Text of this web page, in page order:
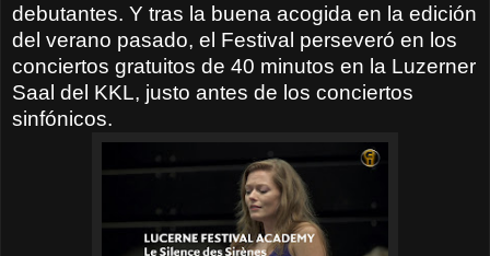
debutantes. Y tras la buena acogida en la edición
del verano pasado, el Festival perseveró en los
conciertos gratuitos de 40 minutos en la Luzerner
Saal del KKL, justo antes de los conciertos
sinfónicos.